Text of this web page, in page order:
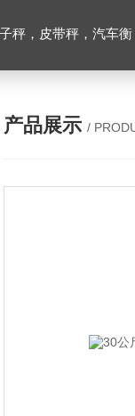
秤，皮带秤，汽车
产品展示 /